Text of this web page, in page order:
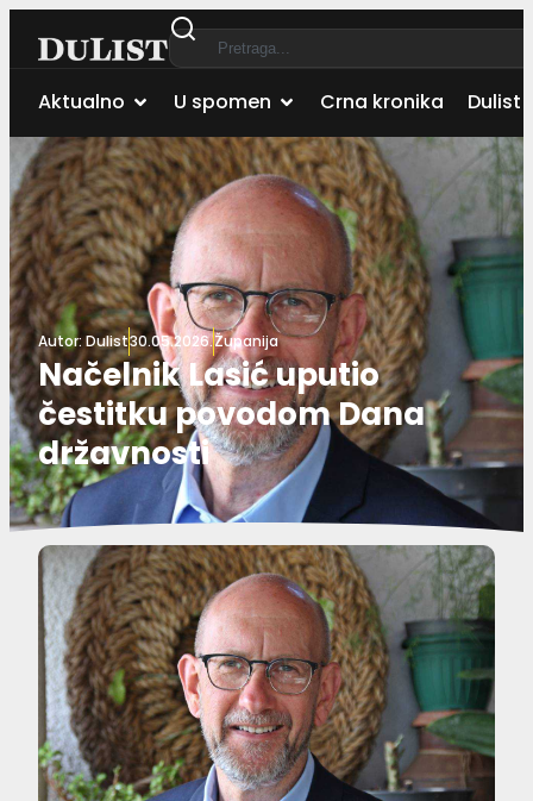
Aktualno U spomen Crna kronika Dulist
Autor:Dulist30.05.2026.Županija
Načelnik Lasić uputio
čestitku povodom Dana
državnosti